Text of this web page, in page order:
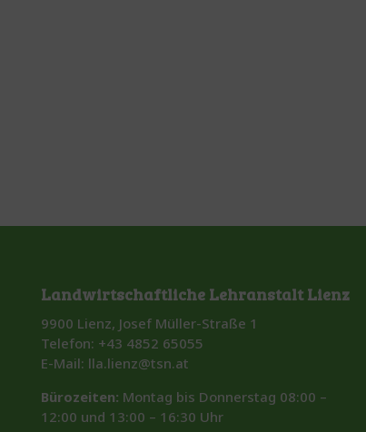
Landwirtschaftliche Lehranstalt Lienz
9900 Lienz, Josef Müller-Straße 1
Telefon: +43 4852 65055
E-Mail: lla.lienz@tsn.at
Bürozeiten: Montag bis Donnerstag 08:00 –
12:00 und 13:00 – 16:30 Uhr